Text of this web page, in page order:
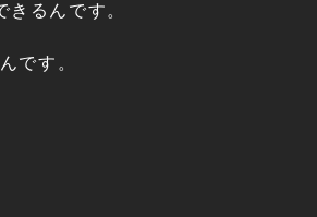
るんです。
です。